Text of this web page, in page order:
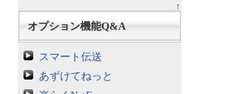
↑
オプション機能Q&A
スマート伝送
あずけてねっと